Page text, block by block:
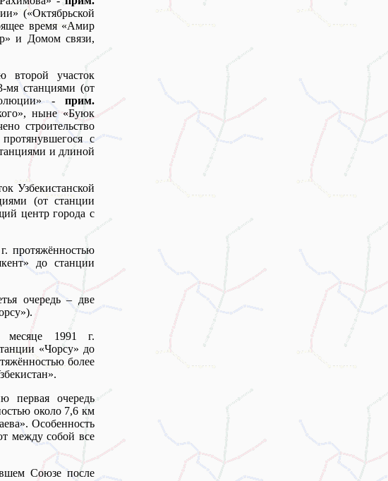
(«Октябрьской
время «Амир
и Домом связи,
второй участок
мя станциями (от
- прим.
ныне «Буюк
строительство
с
и длиной
Узбекистанской
(от станции
центр города с
протяжённостью
до станции
очередь – две
месяце 1991 г.
«Чорсу» до
более
первая очередь
около 7,6 км
Особенность
между собой все
Союзе после